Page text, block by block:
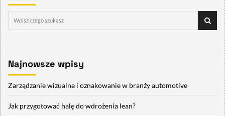
Najnowsze wpisy
Zarządzanie wizualne i oznakowanie w branży automotive
Jak przygotować halę do wdrożenia lean?